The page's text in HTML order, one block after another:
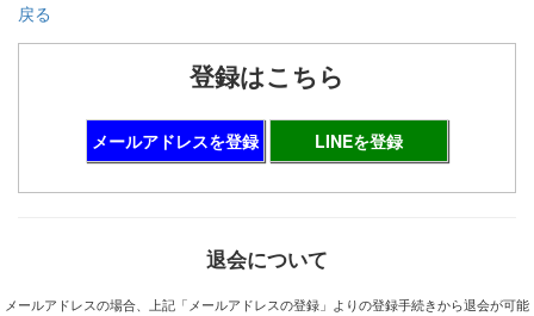
戻る
登録はこちら
メールアドレスを登録 LINEを登録
退会について
メールアドレスの場合、上記「メールアドレスの登録」よりの登録手続きから退会が可能